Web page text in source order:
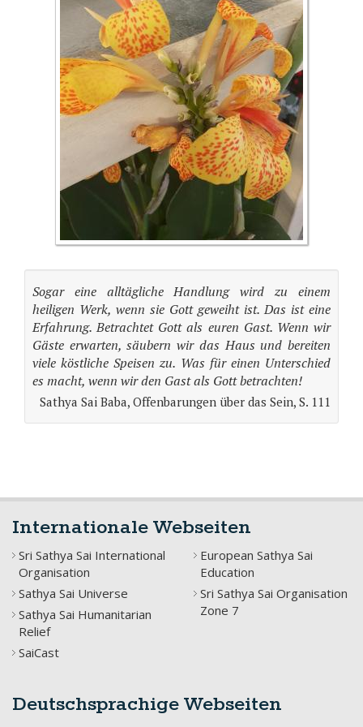
Sogar eine alltägliche Handlung wird zu einem
heiligen Werk, wenn sie Gott geweiht ist. Das ist eine
Erfahrung. Betrachtet Gott als euren Gast. Wenn wir
Gäste erwarten, säubern wir das Haus und bereiten
viele köstliche Speisen zu. Was für einen Unterschied
es macht, wenn wir den Gast als Gott betrachten!
Sathya Sai Baba, Offenbarungen über das Sein, S. 111
Internationale Webseiten
Sri Sathya Sai International
Organisation
Sathya Sai Universe
Sathya Sai Humanitarian
Relief
SaiCast
European Sathya Sai
Education
Sri Sathya Sai Organisation
Zone 7
Deutschsprachige Webseiten